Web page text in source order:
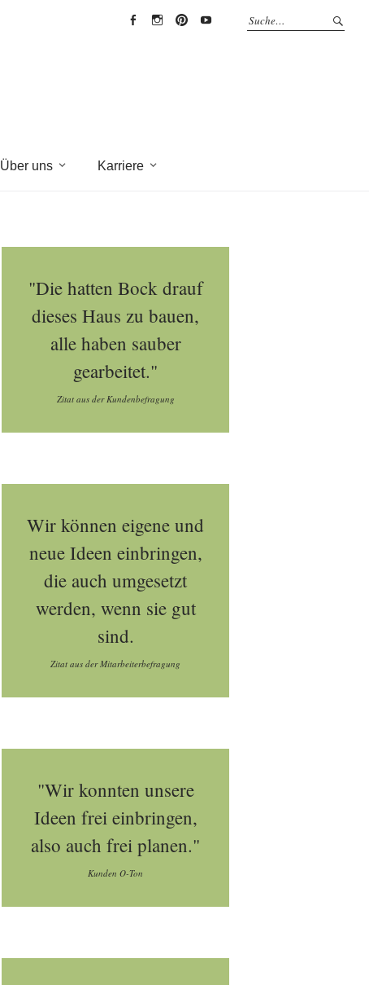
Über uns Karriere
"Die hatten Bock drauf
dieses Haus zu bauen,
alle haben sauber
gearbeitet."
Zitat aus der Kundenbefragung
Wir können eigene und
neue Ideen einbringen,
die auch umgesetzt
werden, wenn sie gut
sind.
Zitat aus der Mitarbeiterbefragung
"Wir konnten unsere
Ideen frei einbringen,
also auch frei planen."
Kunden O-Ton